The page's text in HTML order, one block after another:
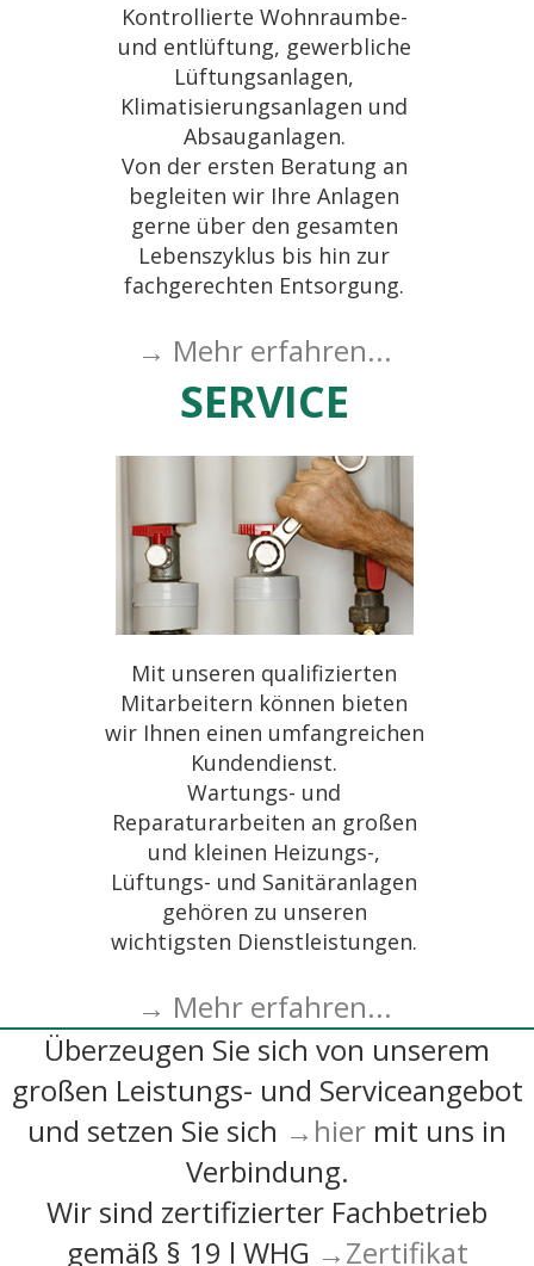
Kontrollierte Wohnraumbe-
und entlüftung, gewerbliche
Lüftungsanlagen,
Klimatisierungsanlagen und
Absauganlagen.
Von der ersten Beratung an
begleiten wir Ihre Anlagen
gerne über den gesamten
Lebenszyklus bis hin zur
fachgerechten Entsorgung.
→ Mehr erfahren...
SERVICE
Mit unseren qualifizierten
Mitarbeitern können bieten
wir Ihnen einen umfangreichen
Kundendienst.
Wartungs- und
Reparaturarbeiten an großen
und kleinen Heizungs-,
Lüftungs- und Sanitäranlagen
gehören zu unseren
wichtigsten Dienstleistungen.
→ Mehr erfahren...
Überzeugen Sie sich von unserem
großen Leistungs- und Serviceangebot
und setzen Sie sich →hier mit uns in
Verbindung.
Wir sind zertifizierter Fachbetrieb
gemäß § 19 l WHG →Zertifikat